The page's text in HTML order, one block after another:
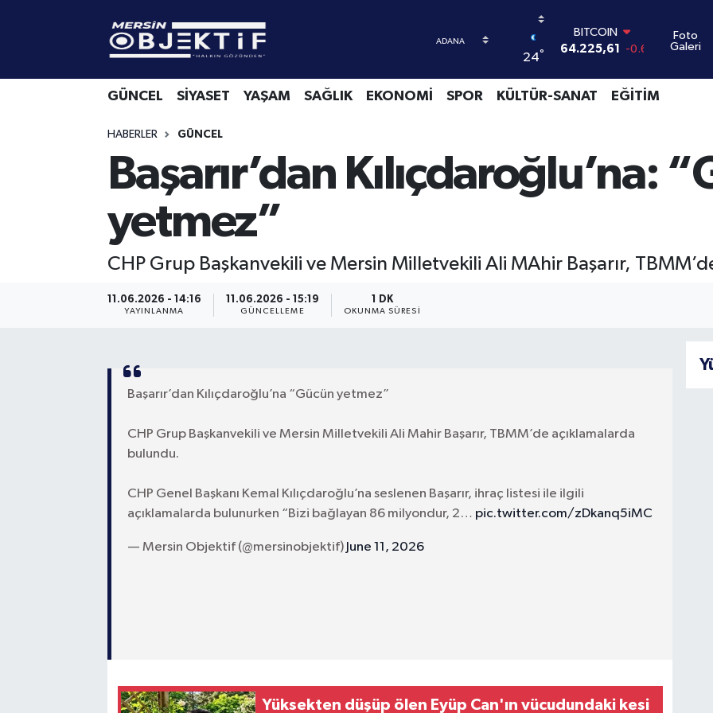
24°
BITCOIN
64.225,61
-0.63
47,7143 0.16
EURO
GRAM ALTIN
6510.40
0.45
Foto
Galeri
GÜNCEL SİYASET YAŞAM SAĞLIK EKONOMİ SPOR KÜLTÜR-SANAT EĞİTİM
HABERLER GÜNCEL
Başarır’dan Kılıçdaroğlu’na:
yetmez”
CHP Grup Başkanvekili ve Mersin Milletvekili Ali MAhir Başarır,
11.06.2026 - 14:16
YAYINLANMA
11.06.2026 - 15:19
GÜNCELLEME
1 DK
OKUNMA SÜRESI
Başarır’dan Kılıçdaroğlu’na “Gücün yetmez”
CHP Grup Başkanvekili ve Mersin Milletvekili Ali Mahir Başarır, TBMM’de açıklamalarda
bulundu.
CHP Genel Başkanı Kemal Kılıçdaroğlu’na seslenen Başarır, ihraç listesi ile ilgili
açıklamalarda bulunurken “Bizi bağlayan 86 milyondur, 2… pic.twitter.com/zDkanq5iMC
— Mersin Objektif (@mersinobjektif) June 11, 2026
Yüksekten düşüp ölen Eyüp Can'ın vücudundaki kesi
EKONOMİ
KÜLTÜR-SANAT
Mersin Hava Durumu
Mersin Trafik Yoğunluk Haritası
Süper Lig Puan Durumu ve Fikstür
Tüm Manşetler
Son Dakika Haberleri
Haber Arşivi